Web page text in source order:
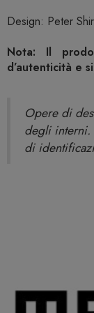
Design: Peter
Nota: Il
d’autenticità e
Opere di
degli
di